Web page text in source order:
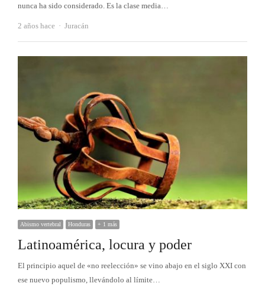
nunca ha sido considerado. Es la clase media…
2 años hace Autor
Juracán
Abismo vertebral Honduras + 1 más
Latinoamérica, locura y poder
El principio aquel de «no reelección» se vino abajo en el siglo XXI con
ese nuevo populismo, llevándolo al límite…